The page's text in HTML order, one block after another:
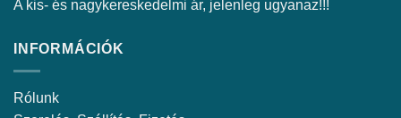
A kis- és nagykereskedelmi ár, jelenleg ugyanaz!!!
INFORMÁCIÓK
Rólunk